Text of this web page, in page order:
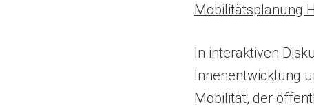
Mobilitätsplanung
In interaktiven
Innenentwicklung
Mobilität, der